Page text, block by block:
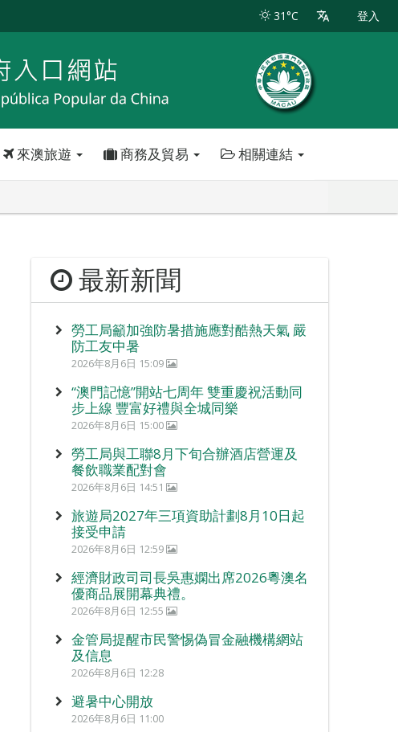
31°C 登入
來澳旅遊 商務及貿易 相關連結
最新新聞
勞工局籲加強防暑措施應對酷熱天氣 嚴
防工友中暑
2026年8月6日 15:09
“澳門記憶”開站七周年 雙重慶祝活動同
步上線 豐富好禮與全城同樂
2026年8月6日 15:00
勞工局與工聯8月下旬合辦酒店營運及
餐飲職業配對會
2026年8月6日 14:51
旅遊局2027年三項資助計劃8月10日起
接受申請
2026年8月6日 12:59
經濟財政司司長吳惠嫻出席2026粵澳名
優商品展開幕典禮。
2026年8月6日 12:55
金管局提醒市民警惕偽冒金融機構網站
及信息
2026年8月6日 12:28
避暑中心開放
2026年8月6日 11:00